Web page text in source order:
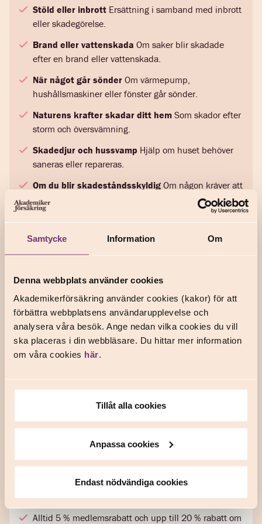
Samtycke Information Om
Denna webbplats använder cookies
Akademikerförsäkring använder cookies (kakor) för att
förbättra webbplatsens användarupplevelse och
analysera våra besök. Ange nedan vilka cookies du vill
ska placeras i din webbläsare. Du hittar mer information
om våra cookies här.
Tillåt alla cookies
Anpassa cookies
Endast nödvändiga cookies
Stöld eller inbrott Ersättning i samband med inbrott
eller skadegörelse.
Brand eller vattenskada Om saker blir skadade
efter en brand eller vattenskada.
När något går sönder Om värmepump,
hushållsmaskiner eller fönster går sönder.
Naturens krafter skadar ditt hem Som skador efter
storm och översvämning.
Skadedjur och hussvamp Hjälp om huset behöver
saneras eller repareras.
Om du blir skadeståndsskyldig Om någon kräver att
du ska betala för en skada du orsakat eller om du
hamnar i en tvist som rör fritidshuset.
Vad kostar en fritidshusförsäkring?
samarbetspartner. Priset beror på olika parametrar, till
exempel hur stort huset är, vad som ingår i försäkringen, vilka
tillägg du köper och vilkensjälvriskdu har. Gå därför vidare
till våra partnerwebbar för att räkna ut vad ditt pris blir.
Läs mer
försäkringsföretag.
Trygg-Hansa
Alltid 5 % medlemsrabatt och upp till 20 % rabatt om